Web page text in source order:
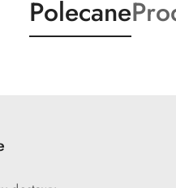
Produkty
o
Polecane
o